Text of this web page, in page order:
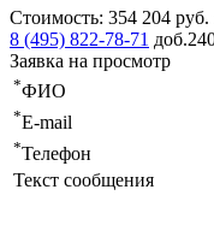
Стоимость: 354 204 руб.
8 (495) 822-78-71
Заявка на просмотр
*ФИО
*E-mail
*Телефон
Текст сообщения